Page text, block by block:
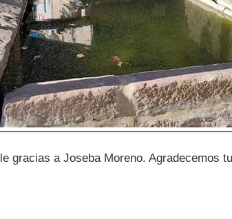
gracias a Joseba Moreno. Agradecemos